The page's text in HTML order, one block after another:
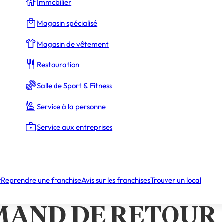
Immobilier
Magasin spécialisé
Magasin de vêtement
Restauration
Salle de Sport & Fitness
Service à la personne
Service aux entreprises
Reprendre une franchiseAvis sur les franchisesTrouver un local
Rédaction
après un succès confirmé
BY NACHOS :
DE
DE RETOUR